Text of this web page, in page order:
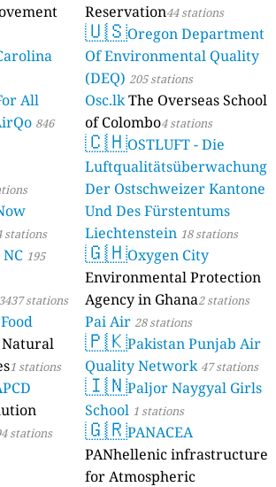
All
846
stations
195
3437 stations
1 stations
stations
Reservation44 stations
🇺🇸Oregon Department
Of Environmental Quality
(DEQ) 205 stations
Osc.lkThe Overseas School
of Colombo4 stations
🇨🇭OSTLUFT - Die
Luftqualitätsüberwachung
Der Ostschweizer Kantone
Und Des Fürstentums
Liechtenstein 18 stations
🇬🇭Oxygen City
Environmental Protection
Agency in Ghana2 stations
Pai Air 28 stations
🇵🇰Pakistan Punjab Air
Quality Network 47 stations
🇮🇳Paljor Naygyal Girls
School 1 stations
🇬🇷PANACEA
PANhellenic infrastructure
for Atmospheric